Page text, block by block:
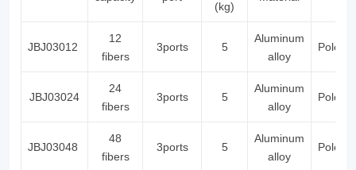
(kg)
JBJ03012
12
fibers
3ports 5
Aluminum
alloy
Pole/
JBJ03024
24
fibers
3ports 5
Aluminum
alloy
Pole/
JBJ03048
48
fibers
3ports 5
Aluminum
alloy
Pole/